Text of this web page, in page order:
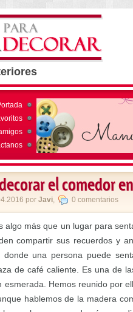
el comedor
por Javi, 0 comentarios
algo más que un lugar para
compartir sus recuerdos y
una persona puede
de café caliente. Es una de
esmerada. Hemos reunido por
hablemos de la madera